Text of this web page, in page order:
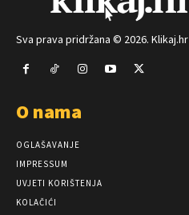
Sva prava pridržana © 2026. Klikaj.hr
O nama
OGLAŠAVANJE
IMPRESSUM
UVJETI KORIŠTENJA
KOLAČIĆI